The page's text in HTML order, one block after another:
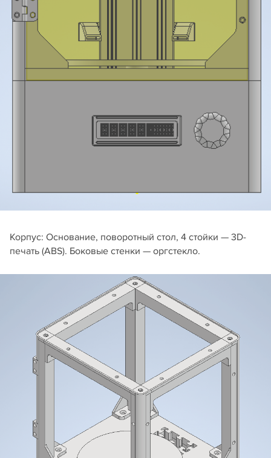
Корпус: Основание, поворотный стол, 4 стойки — 3D-
печать (ABS). Боковые стенки — оргстекло.